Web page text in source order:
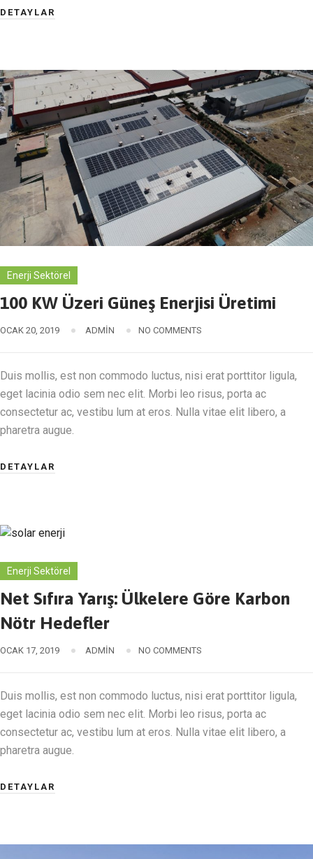
DETAYLAR
Enerji Sektörel
100 KW Üzeri Güneş Enerjisi Üretimi
OCAK 20, 2019 ADMIN NO COMMENTS
Duis mollis, est non commodo luctus, nisi erat porttitor ligula,
eget lacinia odio sem nec elit. Morbi leo risus, porta ac
consectetur ac, vestibu lum at eros. Nulla vitae elit libero, a
pharetra augue.
DETAYLAR
Enerji Sektörel
Net Sıfıra Yarış: Ülkelere Göre Karbon
Nötr Hedefler
OCAK 17, 2019 ADMIN NO COMMENTS
Duis mollis, est non commodo luctus, nisi erat porttitor ligula,
eget lacinia odio sem nec elit. Morbi leo risus, porta ac
consectetur ac, vestibu lum at eros. Nulla vitae elit libero, a
pharetra augue.
DETAYLAR